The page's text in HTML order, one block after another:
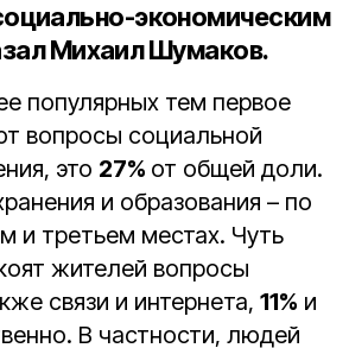
экономическим
Михаил Шумаков.
популярных тем первое
вопросы социальной
это 27% от общей доли.
и образования – по
и третьем местах. Чуть
жителей вопросы
связи и интернета, 11% и
В частности, людей